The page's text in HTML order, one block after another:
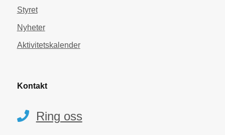
Styret
Nyheter
Aktivitetskalender
Kontakt
Ring oss